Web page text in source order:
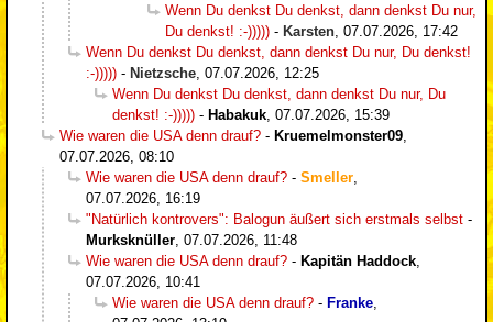
Wenn Du denkst Du denkst, dann denkst Du nur,
Du denkst! :-))))) - Karsten 07.07.2026, 17:42
Wenn Du denkst Du denkst, dann denkst Du nur, Du denkst!
:-))))) - Nietzsche 07.07.2026, 12:25
Wenn Du denkst Du denkst, dann denkst Du nur, Du
denkst! :-))))) - Habakuk 07.07.2026, 15:39
Wie waren die USA denn drauf? - Kruemelmonster09
07.07.2026, 08:10
Wie waren die USA denn drauf? - Smeller
07.07.2026, 16:19
"Natürlich kontrovers": Balogun äußert sich erstmals selbst -
Murksknüller 07.07.2026, 11:48
Wie waren die USA denn drauf? - Kapitän Haddock
07.07.2026, 10:41
Wie waren die USA denn drauf? - Franke